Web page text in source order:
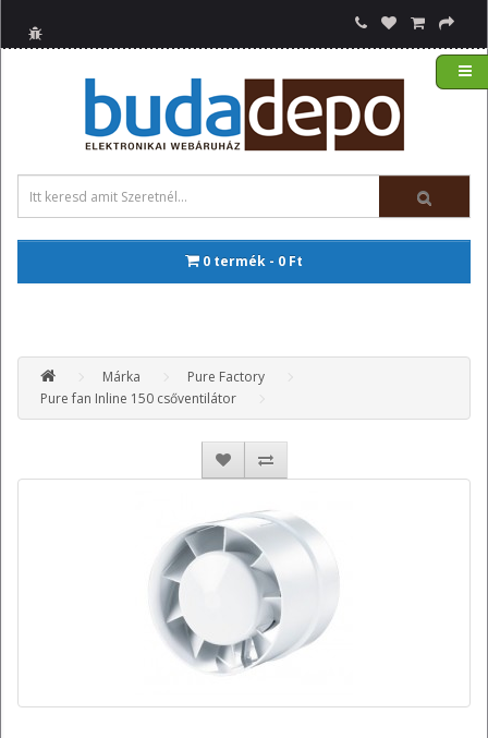
0 termék - 0 Ft
Márka
Pure Factory
Pure fan Inline 150 csőventilátor